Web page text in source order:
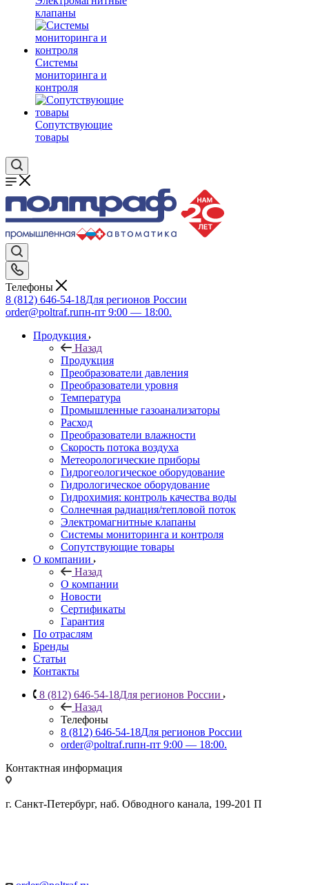
клапаны
Системы
мониторинга и
контроля
Сопутствующие
товары
Телефоны
8 (812) 646-54-18Для регионов России
order@poltraf.ruпн-пт 9:00 — 18:00.
Продукция
Назад
Продукция
Преобразователи давления
Преобразователи уровня
Температура
Промышленные газоанализаторы
Расход
Преобразователи влажности
Скорость потока воздуха
Метеорологические приборы
Гидрогеологическое оборудование
Гидрологическое оборудование
Гидрохимия: контроль качества воды
Солнечная радиация/тепловой поток
Электромагнитные клапаны
Системы мониторинга и контроля
Сопутствующие товары
О компании
Назад
О компании
Новости
Сертификаты
Гарантия
По отраслям
Бренды
Статьи
Контакты
8 (812) 646-54-18Для регионов России
Назад
Телефоны
8 (812) 646-54-18Для регионов России
order@poltraf.ruпн-пт 9:00 — 18:00.
Контактная информация
г. Санкт-Петербург, наб. Обводного канала, 199-201 П